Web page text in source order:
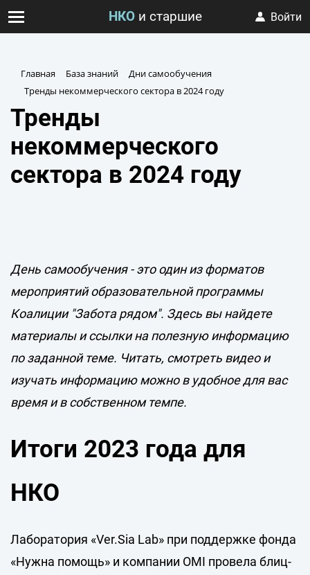
НКОи старшие Войти
Главная База знаний
Дни самообучения
Тренды некоммерческого сектора в 2024 году
Тренды
некоммерческого
сектора в 2024 году
День самообучения - это один из форматов
мероприятий образовательной программы
Коалиции "Забота рядом". Здесь вы найдете
материалы и ссылки на полезную информацию
по заданной теме. Читать, смотреть видео и
изучать информацию можно в удобное для вас
время и в собственном темпе.
Итоги 2023 года для
НКО
Лаборатория «Ver.Sia Lab» при поддержке фонда
«Нужна помощь» и компании OMI провела блиц-